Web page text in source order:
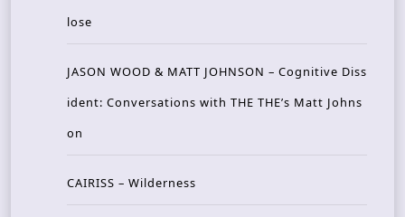
lose
JASON WOOD & MATT JOHNSON – Cognitive Diss
ident: Conversations with THE THE’s Matt Johns
on
CAIRISS – Wilderness